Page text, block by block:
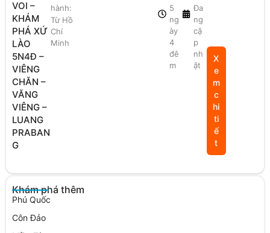
VOI –
KHÁM
PHÁ XỨ
LÀO
5N4Đ –
VIÊNG
CHĂN –
VĂNG
VIÊNG –
LUANG
PRABAN
G
hành:
Từ Hồ
Chí
Minh
5
ng
ày
4
đê
m
Đa
ng
cậ
p
nh
ật
X
e
m
c
hi
ti
ế
t
Khám phá thêm
Phú Quốc
Côn Đảo